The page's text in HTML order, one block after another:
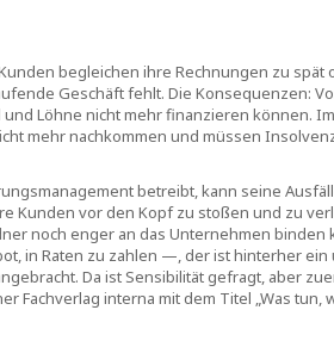
begleichen ihre Rechnungen zu spät
Geschäft fehlt. Die Konsequenzen:
Löhne nicht mehr finanzieren können. Im
mehr nachkommen und müssen
betreibt, kann seine
Kunden vor den Kopf zu stoßen und zu
noch enger an das Unternehmen binden
in Raten zu zahlen —, der ist hinterher ein
Da ist Sensibilität gefragt, aber
Fachverlag interna mit dem Titel „Was tun,